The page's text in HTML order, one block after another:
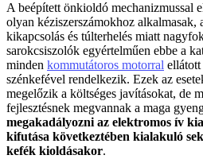
A beépített önkioldó mechanizmussal
olyan kéziszerszámokhoz alkalmasak,
kikapcsolás és túlterhelés miatt
sarokcsiszolók egyértelműen ebbe a
minden kommutátoros motorral
szénkefével rendelkezik. Ezek az
megelőzik a költséges javításokat, de
fejlesztésnek megvannak a maga
megakadályozni az elektromos ív
kifutása következtében kialakuló
kefék kioldásakor.